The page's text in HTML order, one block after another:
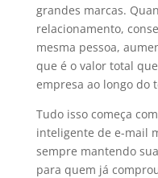
grandes marcas.
relacionamento,
mesma pessoa,
que é o valor total
empresa ao longo do
Tudo isso começa
inteligente de e-mail
sempre mantendo
para quem já